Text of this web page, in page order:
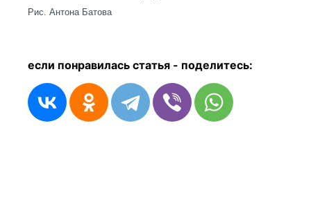
Рис. Антона Батова
если понравилась статья - поделитесь: